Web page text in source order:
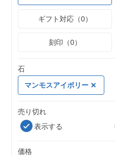
ギフト対応（0）
刻印（0）
石
マンモスアイボリー
売り切れ
表示する
価格